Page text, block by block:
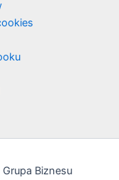
Biznesu